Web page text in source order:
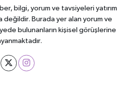
bilgi, yorum ve tavsiyeleri yatırım
değildir. Burada yer alan yorum ve
bulunanların kişisel görüşlerine